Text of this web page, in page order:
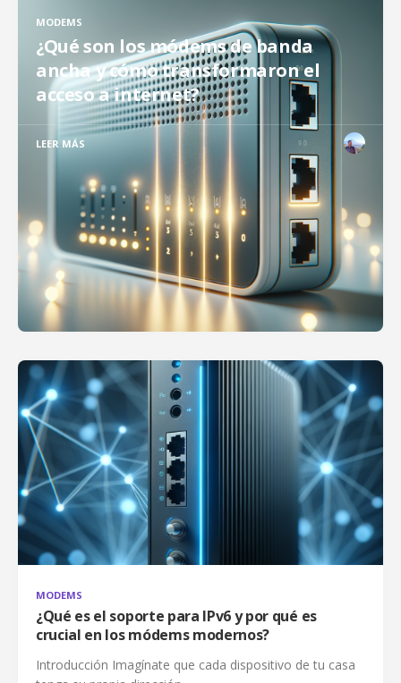
MODEMS
¿Qué son los módems de banda
ancha y cómo transformaron el
acceso a internet?
LEER MÁS
MODEMS
¿Qué es el soporte para IPv6 y por qué es
crucial en los módems modernos?
Introducción Imagínate que cada dispositivo de tu casa